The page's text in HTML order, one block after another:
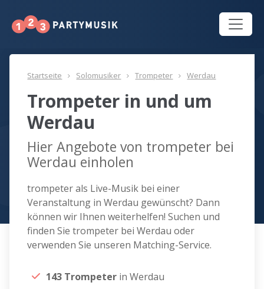
Startseite Solomusiker Trompeter Werdau
Trompeter in und um
Werdau
Hier Angebote von trompeter bei
Werdau einholen
trompeter als Live-Musik bei einer
Veranstaltung in Werdau gewünscht? Dann
können wir Ihnen weiterhelfen! Suchen und
finden Sie trompeter bei Werdau oder
verwenden Sie unseren Matching-Service.
143 Trompeter in Werdau